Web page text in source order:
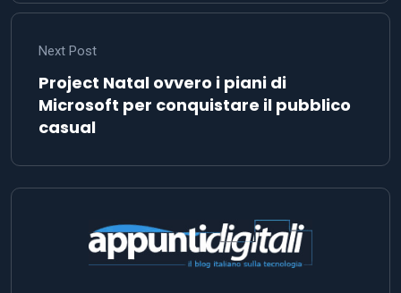
Next Post
Project Natal ovvero i piani di
Microsoft per conquistare il pubblico
casual